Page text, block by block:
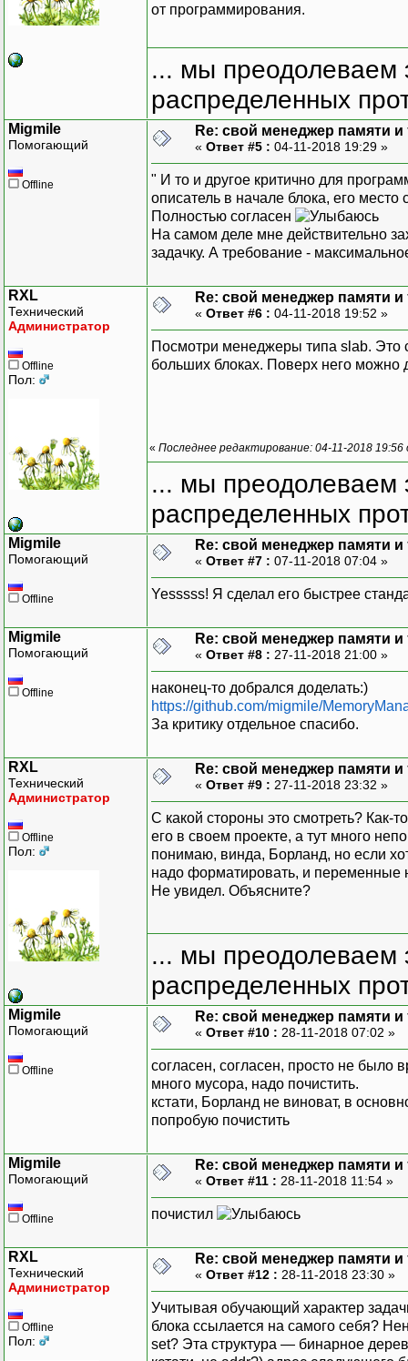
};
voidPrint(const
cout
<<
for
(
const unsignedLen=
const unsignedCount=
int main()
{
MemManager mm(
std ::vector <int
pointers.reserve
mm.
"begin"
std::chrono::
for (inti= 0;
int *
}
std::cout <<std
for (inti= 0;
{
mm.free(
}
p3=std ::chrono::
return 1;
от программирования.
... мы преодолеваем
распределенных
Migmile
Помогающий
Offline
Re: свой менеджер памяти
« Ответ #5 : 04-11-2018 19:29 »
" И то и другое критично для
описатель в начале блока, его
Полностью согласен
На самом деле мне действительно
задачку. А требование -
RXL
Технический
Администратор
Offline
Пол:
Re: свой менеджер памяти
« Ответ #6 : 04-11-2018 19:52 »
Посмотри менеджеры типа slab. Это
больших блоках. Поверх него
« Последнее редактирование: 04-11-2018 19:56
... мы преодолеваем
распределенных
Migmile
Помогающий
Offline
Re: свой менеджер памяти
« Ответ #7 : 07-11-2018 07:04 »
Yesssss! Я сделал его быстрее
Migmile
Помогающий
Offline
Re: свой менеджер памяти
« Ответ #8 : 27-11-2018 21:00 »
наконец-то добрался доделать:)
https://github.com/migmile/
За критику отдельное спасибо.
RXL
Технический
Администратор
Offline
Пол:
Re: свой менеджер памяти
« Ответ #9 : 27-11-2018 23:32 »
С какой стороны это смотреть? Как-
его в своем проекте, а тут много
понимаю, винда, Борланд, но если
надо форматировать, и
Не увидел. Объясните?
... мы преодолеваем
распределенных
Migmile
Помогающий
Offline
Re: свой менеджер памяти
« Ответ #10 : 28-11-2018 07:02 »
согласен, согласен, просто не было
много мусора, надо почистить.
кстати, Борланд не виноват, в
попробую почистить
Migmile
Помогающий
Offline
Re: свой менеджер памяти
« Ответ #11 : 28-11-2018 11:54 »
почистил
RXL
Технический
Администратор
Offline
Пол:
Re: свой менеджер памяти
« Ответ #12 : 28-11-2018 23:30 »
Учитывая обучающий характер
блока ссылается на самого себя?
set? Эта структура — бинарное